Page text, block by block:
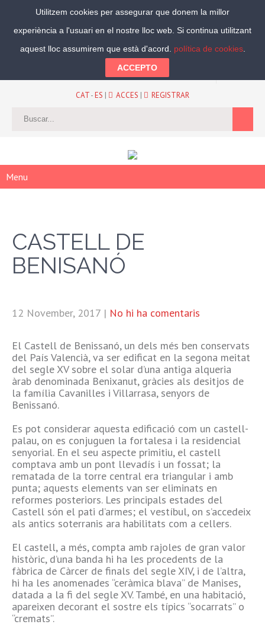
Segueix-nos:
CAT-ES | ACCES | REGISTRAR
Menu
CASTELL DE
BENISANÓ
12 November, 2017 | No hi ha comentaris
El Castell de Benissanó, un dels més ben conservats
del País Valencià, va ser edificat en la segona meitat
del segle XV sobre el solar d’una antiga alqueria
àrab denominada Benixanut, gràcies als desitjos de
la família Cavanilles i Villarrasa, senyors de
Benissanó.
Es pot considerar aquesta edificació com un castell-
palau, on es conjuguen la fortalesa i la residencial
senyorial. En el seu aspecte primitiu, el castell
comptava amb un pont llevadís i un fossat; la
rematada de la torre central era triangular i amb
punta; aquests elements van ser eliminats en
reformes posteriors. Les principals estades del
Castell són el pati d’armes; el vestíbul, on s’accedeix
als antics soterranis ara habilitats com a cellers.
El castell, a més, compta amb rajoles de gran valor
històric, d’una banda hi ha les procedents de la
fàbrica de Càrcer de finals del segle XIV, i de l’altra,
hi ha les anomenades “ceràmica blava” de Manises,
datada a la fi del segle XV. També, en una habitació,
apareixen decorant el sostre els típics “socarrats” o
“cremats”.
Utilitzem cookies per assegurar que donem la millor
experiència a l'usuari en el nostre lloc web. Si continua utilitzant
aquest lloc assumirem que està d'acord. política de cookies.
ACCEPTO